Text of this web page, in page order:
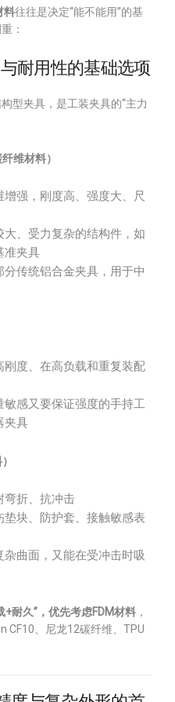
料往往是决定“能不能用”的基
：
耐用性的基础选项
型夹具，是工装夹具的“主力
维材料）
增强，刚度高、强度大、尺
大、受力复杂的结构件，如
准夹具
分传统铝合金夹具，用于中
刚度、在高负载和重复装配
敏感又要保证强度的手持工
夹具
弯折、抗冲击
垫块、防护套、接触敏感表
杂曲面，又能在受冲击时吸
耐久”，优先考虑FDM材料 ，
CF10、尼龙12碳纤维、TPU